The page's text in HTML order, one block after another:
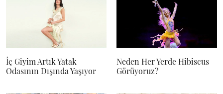
İç Giyim Artık Yatak
Odasının Dışında Yaşıyor
Neden Her Yerde Hibiscus
Görüyoruz?